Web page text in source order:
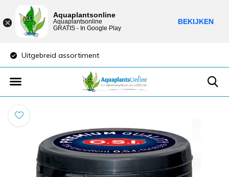
Uitgebreid assortiment
Aquaplantsonline
Aquaplantsonline
GRATIS - In Google Play
BEKIJKEN